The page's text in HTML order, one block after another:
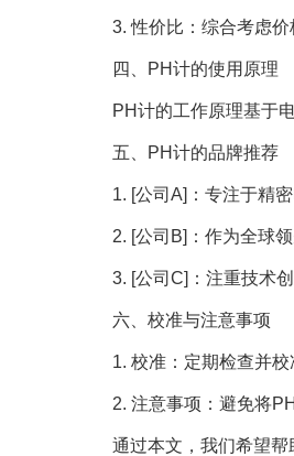
3. 性价比：综合考虑
四、PH计的使用原理
PH计的工作原理基于
五、PH计的品牌推荐
1. [公司A]：专注于精
2. [公司B]：作为全球
3. [公司C]：注重技术
六、校准与注意事项
1. 校准：定期检查并
2. 注意事项：避免将
通过本文，我们希望帮